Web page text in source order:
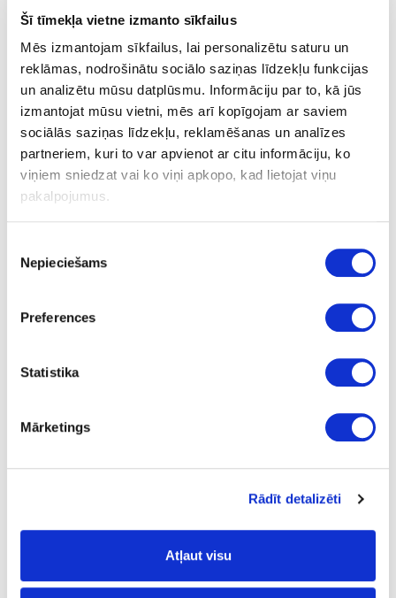
Šī tīmekļa vietne izmanto sīkfailus
Mēs izmantojam sīkfailus, lai personalizētu saturu un
reklāmas, nodrošinātu sociālo saziņas līdzekļu funkcijas
un analizētu mūsu datplūsmu. Informāciju par to, kā jūs
izmantojat mūsu vietni, mēs arī kopīgojam ar saviem
sociālās saziņas līdzekļu, reklamēšanas un analīzes
partneriem, kuri to var apvienot ar citu informāciju, ko
viņiem sniedzat vai ko viņi apkopo, kad lietojat viņu
pakalpojumus.
izvēle
Nepieciešams
Preferences
Statistika
Mārketings
Rādīt detalizēti
Atļaut visu
OSLO
OSLO-3 stūra galda pamatne